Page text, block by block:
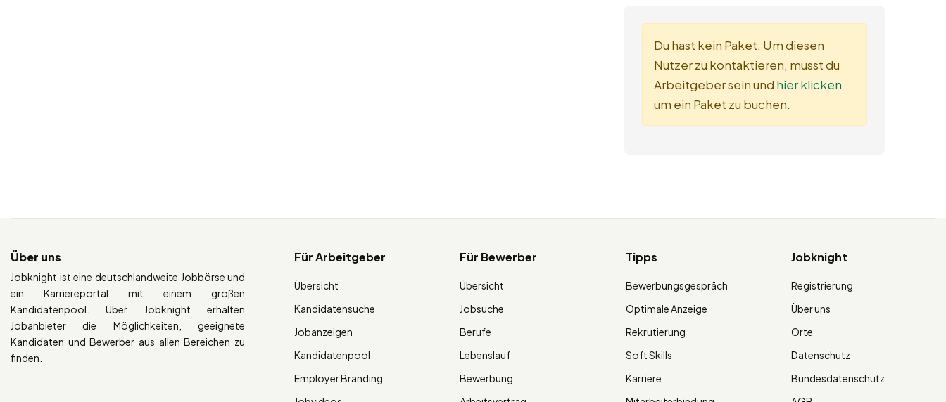
Du hast kein Paket. Um diesen
Nutzer zu kontaktieren, musst du
Arbeitgeber sein und hier klicken
um ein Paket zu buchen.
Über uns
Jobknight ist eine deutschlandweite Jobbörse und
ein Karriereportal mit einem großen
Kandidatenpool. Über Jobknight erhalten
Jobanbieter die Möglichkeiten, geeignete
Kandidaten und Bewerber aus allen Bereichen zu
finden.
Für Arbeitgeber
Übersicht
Kandidatensuche
Jobanzeigen
Kandidatenpool
Employer Branding
Für Bewerber
Übersicht
Jobsuche
Berufe
Lebenslauf
Bewerbung
Tipps
Bewerbungsgespräch
Optimale Anzeige
Rekrutierung
Soft Skills
Karriere
Jobknight
Registrierung
Über uns
Orte
Datenschutz
Bundesdatenschutz